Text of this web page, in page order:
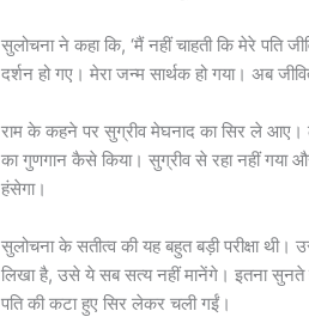
सुलोचना ने कहा कि, ‘मैं नहीं चाहती कि मेरे पति
दर्शन हो गए। मेरा जन्म सार्थक हो गया। अब
राम के कहने पर सुग्रीव मेघनाद का सिर ले
का गुणगान कैसे किया। सुग्रीव से रहा नहीं गया
हंसेगा।
सुलोचना के सतीत्व की यह बहुत बड़ी परीक्षा
लिखा है, उसे ये सब सत्य नहीं मानेंगे। इतना
पति की कटा हुए सिर लेकर चली गईं।